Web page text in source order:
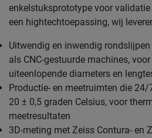
enkelstuksprototype voor
een hightechtoepassing, wij
Uitwendig en inwendig
als CNC-gestuurde machines,
uiteenlopende diameters en
Productie- en meetruimten die
20 ± 0,5 graden Celsius, voor
meetresultaten
3D-meting met Zeiss Contura- en